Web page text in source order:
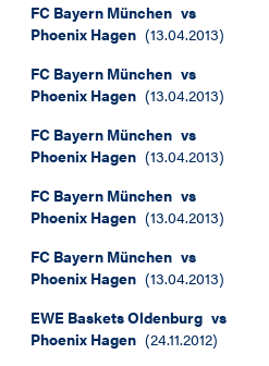
FC Bayern München vs
Phoenix Hagen (13.04.2013)
FC Bayern München vs
Phoenix Hagen (13.04.2013)
FC Bayern München vs
Phoenix Hagen (13.04.2013)
FC Bayern München vs
Phoenix Hagen (13.04.2013)
FC Bayern München vs
Phoenix Hagen (13.04.2013)
EWE Baskets Oldenburg vs
Phoenix Hagen (24.11.2012)